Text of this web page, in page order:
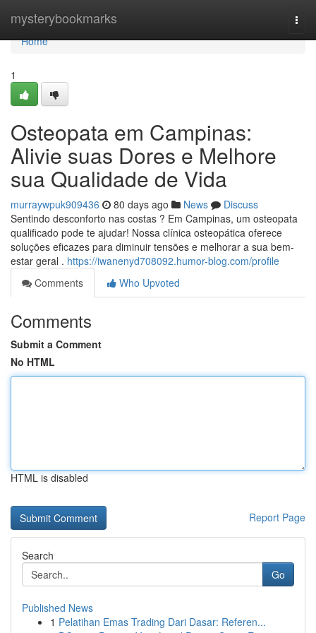
mysterybookmarks
Home
Home
1
Osteopata em Campinas:
Alivie suas Dores e Melhore
sua Qualidade de Vida
murraywpuk909436 80 days ago News
Discuss
Sentindo desconforto nas costas ? Em Campinas, um osteopata
qualificado pode te ajudar! Nossa clínica osteopática oferece
soluções eficazes para diminuir tensões e melhorar a sua bem-
estar geral . https://iwanenyd708092.humor-blog.com/profile
Comments
Who Upvoted
Comments
Submit a Comment
No HTML
HTML is disabled
Report Page
Search
Go
Published News
1 Pelatihan Emas Trading Dari Dasar: Referen...